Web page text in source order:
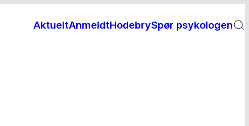
AktueltAnmeldtHodebrySpør psykologen